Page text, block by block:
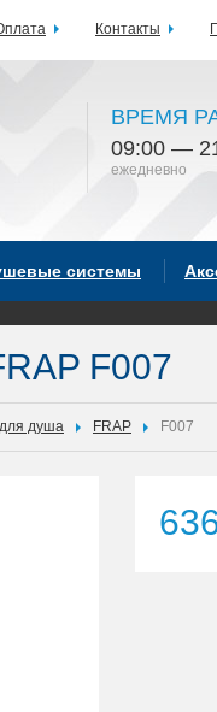
ВРЕМЯ
09:00 —
ежедневно
системы
F007
душа FRAP F007
Контакты